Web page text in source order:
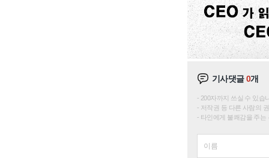
기사댓글0개
200자까지 쓰실 수 있습
저작권 등 다른 사람의
타인에게 불쾌감을 주는